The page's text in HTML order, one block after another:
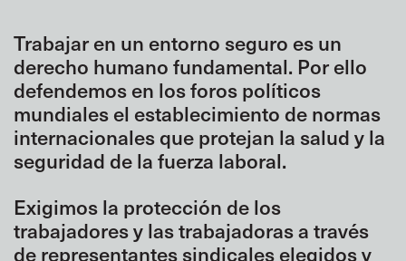
Trabajar en un entorno seguro es un
derecho humano fundamental. Por ello
defendemos en los foros políticos
mundiales el establecimiento de normas
internacionales que protejan la salud y la
seguridad de la fuerza laboral.
Exigimos la protección de los
trabajadores y las trabajadoras a través
de representantes sindicales elegidos y